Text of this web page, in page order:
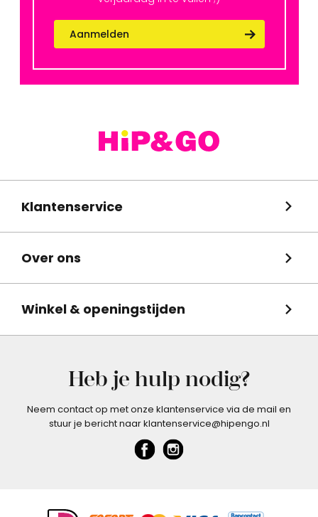
Aanmelden
Klantenservice
Over ons
Winkel & openingstijden
Heb je hulp nodig?
Neem contact op met onze klantenservice via de mail en
stuur je bericht naar klantenservice@hipengo.nl